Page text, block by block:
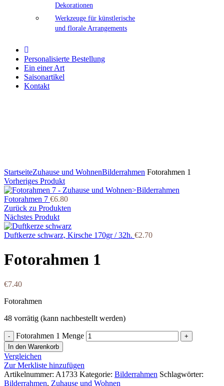
Dekorationen
Werkzeuge für künstlerische
und florale Arrangements
Personalisierte Bestellung
Ein einer Art
Saisonartikel
Kontakt
StartseiteZuhause und WohnenBilderrahmen Fotorahmen 1
Vorheriges Produkt
Fotorahmen 7 €6.80
Zurück zu Produkten
Nächstes Produkt
Duftkerze schwarz, Kirsche 170gr / 32h. €2.70
Fotorahmen 1
€7.40
Fotorahmen
48 vorrätig (kann nachbestellt werden)
Fotorahmen 1 Menge
In den Warenkorb
Vergleichen
Zur Merkliste hinzufügen
Artikelnummer: A1733 Kategorie: Bilderrahmen Schlagwörter:
Bilderrahmen, Zuhause und Wohnen